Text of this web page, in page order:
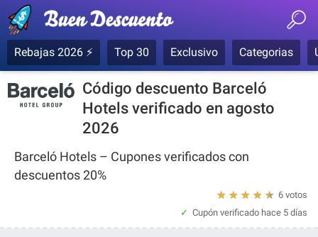
Rebajas 2026 ⚡ Top 30 Exclusivo Categorias
Código descuento Barceló
Hotels verificado en agosto
2026
Barceló Hotels – Cupones verificados con
descuentos 20%
6 votos
★
★
★
★
★
Cupón verificado hace 5 días